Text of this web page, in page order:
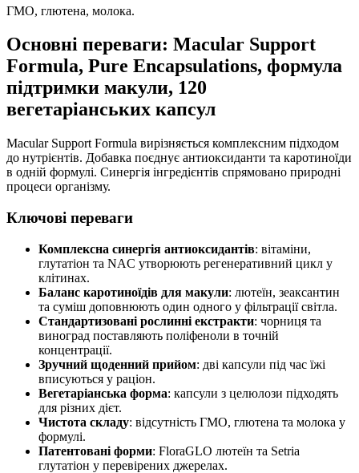
ГМО, глютена, молока.
Основні переваги: Macular Support
Formula, Pure Encapsulations, формула
підтримки макули, 120
вегетаріанських капсул
Macular Support Formula вирізняється комплексним підходом
до нутрієнтів. Добавка поєднує антиоксиданти та каротиноїди
в одній формулі. Синергія інгредієнтів спрямовано природні
процеси організму.
Ключові переваги
Комплексна синергія антиоксидантів: вітаміни,
глутатіон та NAC утворюють регенеративний цикл у
клітинах.
Баланс каротиноїдів для макули: лютеїн, зеаксантин
та суміш доповнюють один одного у фільтрації світла.
Стандартизовані рослинні екстракти: чорниця та
виноград поставляють поліфеноли в точній
концентрації.
Зручний щоденний прийом: дві капсули під час їжі
вписуються у раціон.
Вегетаріанська форма: капсули з целюлози підходять
для різних дієт.
Чистота складу: відсутність ГМО, глютена та молока у
формулі.
Патентовані форми: FloraGLO лютеїн та Setria
глутатіон у перевірених джерелах.